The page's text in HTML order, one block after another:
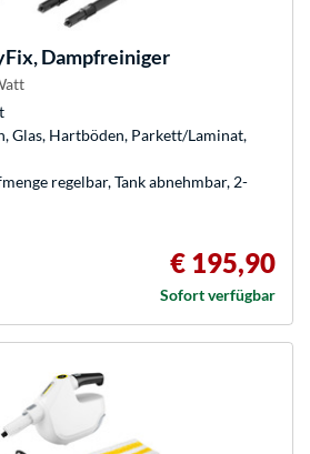
Dampfreiniger
Glas, Hartböden, Parkett/Laminat,
regelbar, Tank abnehmbar, 2-
€ 195,90
Sofort verfügbar